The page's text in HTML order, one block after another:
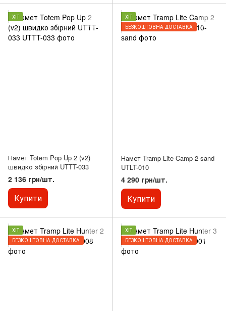
ХІТ
Намет Totem Pop Up 2 (v2)
швидко збірний UTTT-033
2 136 грн/шт.
Купити
ХІТ
БЕЗКОШТОВНА ДОСТАВКА
Намет Tramp Lite Camp 2 sand
UTLT-010
4 290 грн/шт.
Купити
ХІТ
БЕЗКОШТОВНА ДОСТАВКА
ХІТ
БЕЗКОШТОВНА ДОСТАВКА